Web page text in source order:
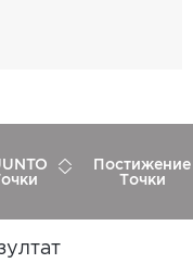
Постижение
Точки